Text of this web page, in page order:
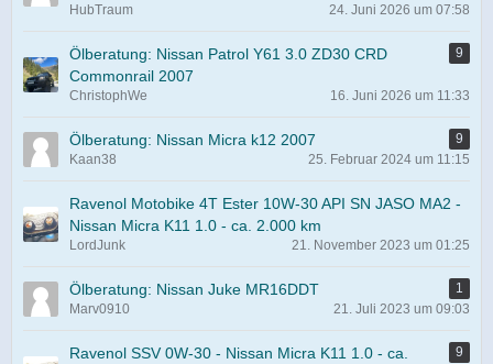
HubTraum 24. Juni 2026 um 07:58
Ölberatung: Nissan Patrol Y61 3.0 ZD30 CRD
Commonrail 2007
9
ChristophWe 16. Juni 2026 um 11:33
Ölberatung: Nissan Micra k12 2007
9
Kaan38
25. Februar 2024 um 11:15
Ravenol Motobike 4T Ester 10W-30 API SN JASO MA2 -
Nissan Micra K11 1.0 - ca. 2.000 km
LordJunk 21. November 2023 um 01:25
Ölberatung: Nissan Juke MR16DDT
1
Marv0910
21. Juli 2023 um 09:03
Ravenol SSV 0W-30 - Nissan Micra K11 1.0 - ca.
9